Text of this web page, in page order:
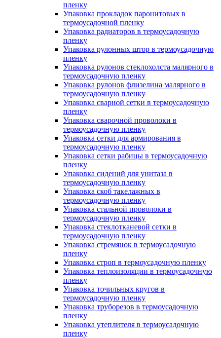
пленку
Упаковка прокладок паронитовых в
термоусадочной пленку
Упаковка радиаторов в термоусадочную
пленку
Упаковка рулонных штор в термоусадочную
пленку
Упаковка рулонов стеклохолста малярного в
термоусадочную пленку
Упаковка рулонов флизелина малярного в
термоусадочную пленку
Упаковка сварной сетки в термоусадочную
пленку
Упаковка сварочной проволоки в
термоусадочную пленку
Упаковка сетки для армирования в
термоусадочную пленку
Упаковка сетки рабицы в термоусадочную
пленку
Упаковка сидений для унитаза в
термоусадочную пленку
Упаковка скоб такелажных в
термоусадочную пленку
Упаковка стальной проволоки в
термоусадочную пленку
Упаковка стеклотканевой сетки в
термоусадочную пленку
Упаковка стремянок в термоусадочную
пленку
Упаковка строп в термоусадочную пленку
Упаковка теплоизоляции в термоусадочную
пленку
Упаковка точильных кругов в
термоусадочную пленку
Упаковка труборезов в термоусадочную
пленку
Упаковка утеплителя в термоусадочную
пленку